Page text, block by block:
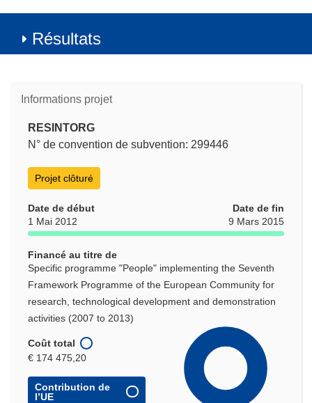
Résultats
Informations projet
RESINTORG
N° de convention de subvention: 299446
Projet clôturé
Date de début
1 Mai 2012
Date de fin
9 Mars 2015
Financé au titre de
Specific programme "People" implementing the Seventh
Framework Programme of the European Community for
research, technological development and demonstration
activities (2007 to 2013)
Coût total
€ 174 475,20
Contribution de
l’UE